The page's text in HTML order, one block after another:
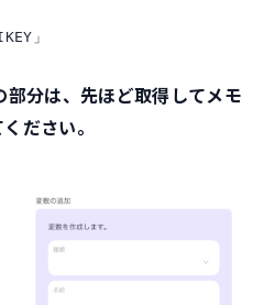
」
分は、先ほど取得してメモ
ださい。